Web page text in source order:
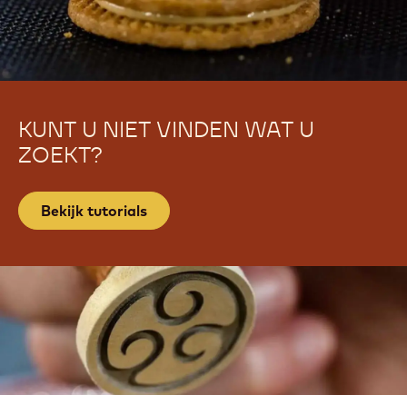
KUNT U NIET VINDEN WAT U
ZOEKT?
Bekijk tutorials